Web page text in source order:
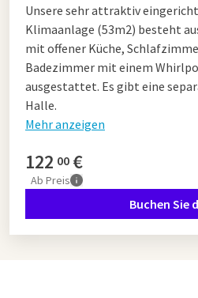
Unsere sehr attraktiv
Klimaanlage (53m2) besteht
mit offener Küche,
Badezimmer mit einem
ausgestattet. Es gibt eine
Halle.
Mehr anzeigen
122 00 €
Ab Preis
Buchen Sie